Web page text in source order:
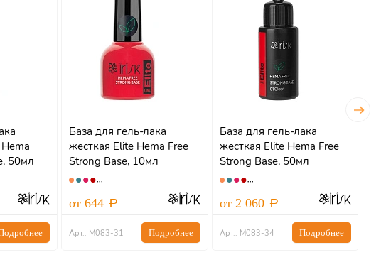
50мл
База для гель-лака
жесткая Elite Hema Free
Strong Base, 10мл
от 644
Арт.: М083-31 Подробнее
База для гель-лака
жесткая Elite Hema Free
Strong Base, 50мл
от 2 060
Арт.: М083-34 Подробнее